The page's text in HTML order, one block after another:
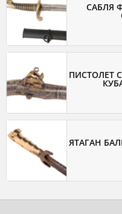
САБЛЯ
ПИСТОЛЕТ
ЯТАГАН